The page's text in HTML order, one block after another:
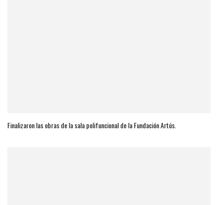
Finalizaron las obras de la sala polifuncional de la Fundación Artús.